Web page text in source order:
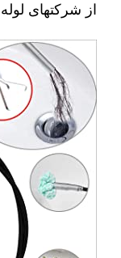
از شرکتهای